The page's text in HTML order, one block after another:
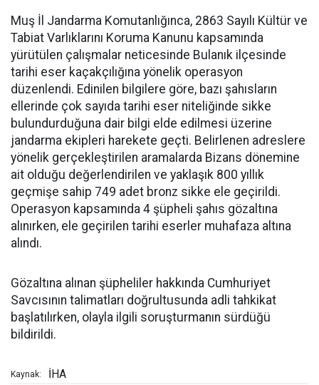
Muş İl Jandarma Komutanlığınca, 2863 Sayılı Kültür ve
Tabiat Varlıklarını Koruma Kanunu kapsamında
yürütülen çalışmalar neticesinde Bulanık ilçesinde
tarihi eser kaçakçılığına yönelik operasyon
düzenlendi. Edinilen bilgilere göre, bazı şahısların
ellerinde çok sayıda tarihi eser niteliğinde sikke
bulundurduğuna dair bilgi elde edilmesi üzerine
jandarma ekipleri harekete geçti. Belirlenen adreslere
yönelik gerçekleştirilen aramalarda Bizans dönemine
ait olduğu değerlendirilen ve yaklaşık 800 yıllık
geçmişe sahip 749 adet bronz sikke ele geçirildi.
Operasyon kapsamında 4 şüpheli şahıs gözaltına
alınırken, ele geçirilen tarihi eserler muhafaza altına
alındı.
Gözaltına alınan şüpheliler hakkında Cumhuriyet
Savcısının talimatları doğrultusunda adli tahkikat
başlatılırken, olayla ilgili soruşturmanın sürdüğü
bildirildi.
Kaynak: İHA